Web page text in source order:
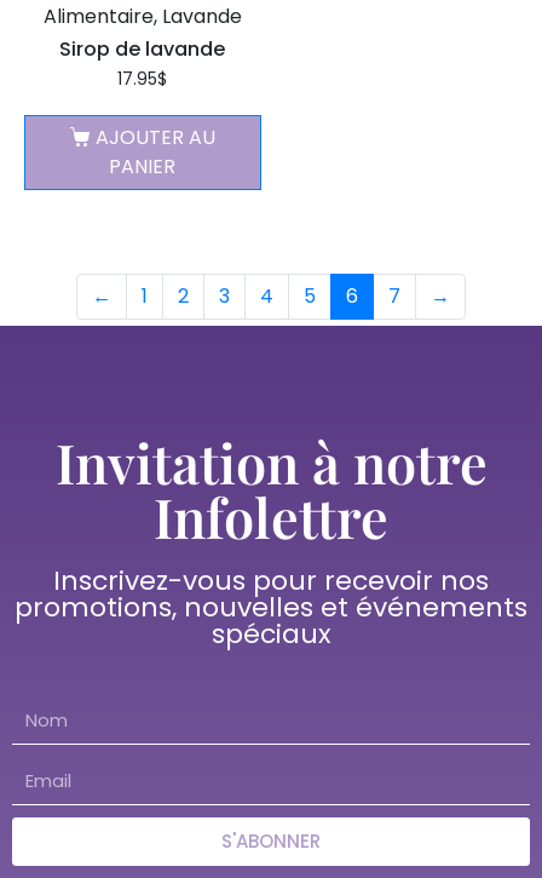
Alimentaire, Lavande
Sirop de lavande
17.95$
AJOUTER AU
PANIER
← 1 2 3 4 5 6 7 →
Invitation à notre
Infolettre
Inscrivez-vous pour recevoir nos
promotions, nouvelles et événements
spéciaux
S'ABONNER